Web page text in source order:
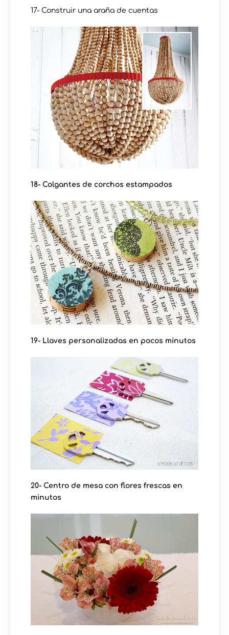
17- Construir una araña de cuentas
18- Colgantes de corchos estampados
19- Llaves personalizadas en pocos minutos
20- Centro de mesa con flores frescas en
minutos